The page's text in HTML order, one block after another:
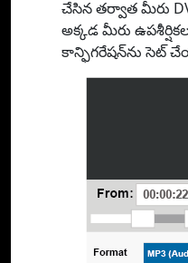
చేసిన తర్వాత మీరు
అక్కడ మీరు
కాన్ఫిగరేషన్‌ను సెట్